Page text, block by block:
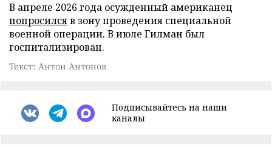
В апреле 2026 года осужденный американец
попросилсяв зону проведения специальной
военной операции. В июле Гилман был
госпитализирован.
Текст: Антон Антонов
Подписывайтесь на наши
каналы